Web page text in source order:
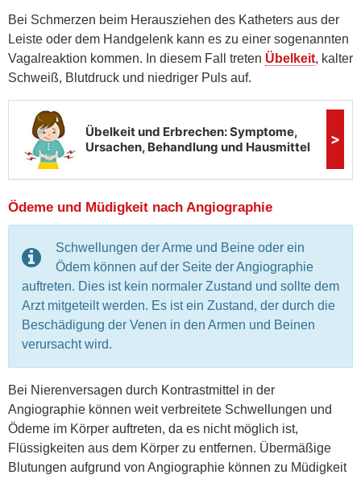
Bei Schmerzen beim Herausziehen des Katheters aus der
Leiste oder dem Handgelenk kann es zu einer sogenannten
Vagalreaktion kommen. In diesem Fall treten Übelkeit, kalter
Schweiß, Blutdruck und niedriger Puls auf.
Ödeme und Müdigkeit nach Angiographie
Schwellungen der Arme und Beine oder ein
Ödem können auf der Seite der Angiographie
auftreten. Dies ist kein normaler Zustand und sollte dem
Arzt mitgeteilt werden. Es ist ein Zustand, der durch die
Beschädigung der Venen in den Armen und Beinen
verursacht wird.
Bei Nierenversagen durch Kontrastmittel in der
Angiographie können weit verbreitete Schwellungen und
Ödeme im Körper auftreten, da es nicht möglich ist,
Flüssigkeiten aus dem Körper zu entfernen. Übermäßige
Blutungen aufgrund von Angiographie können zu Müdigkeit